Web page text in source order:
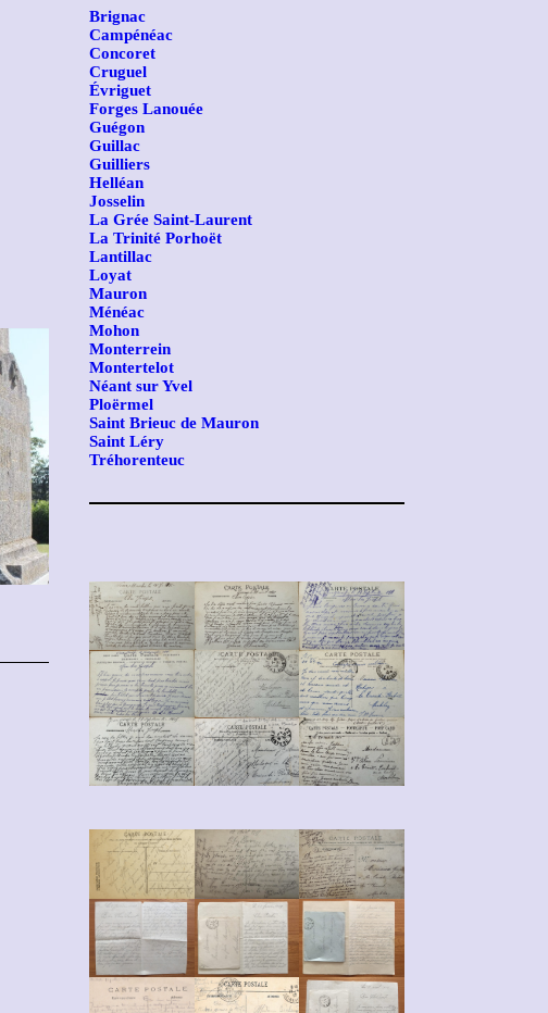
Brignac
Campénéac
Concoret
Cruguel
Évriguet
Forges Lanouée
Guégon
Guillac
Guilliers
Helléan
Josselin
La Grée Saint-Laurent
La Trinité Porhoët
Lantillac
Loyat
Mauron
Ménéac
Mohon
Monterrein
Montertelot
Néant sur Yvel
Ploërmel
Saint Brieuc de Mauron
Saint Léry
Tréhorenteuc